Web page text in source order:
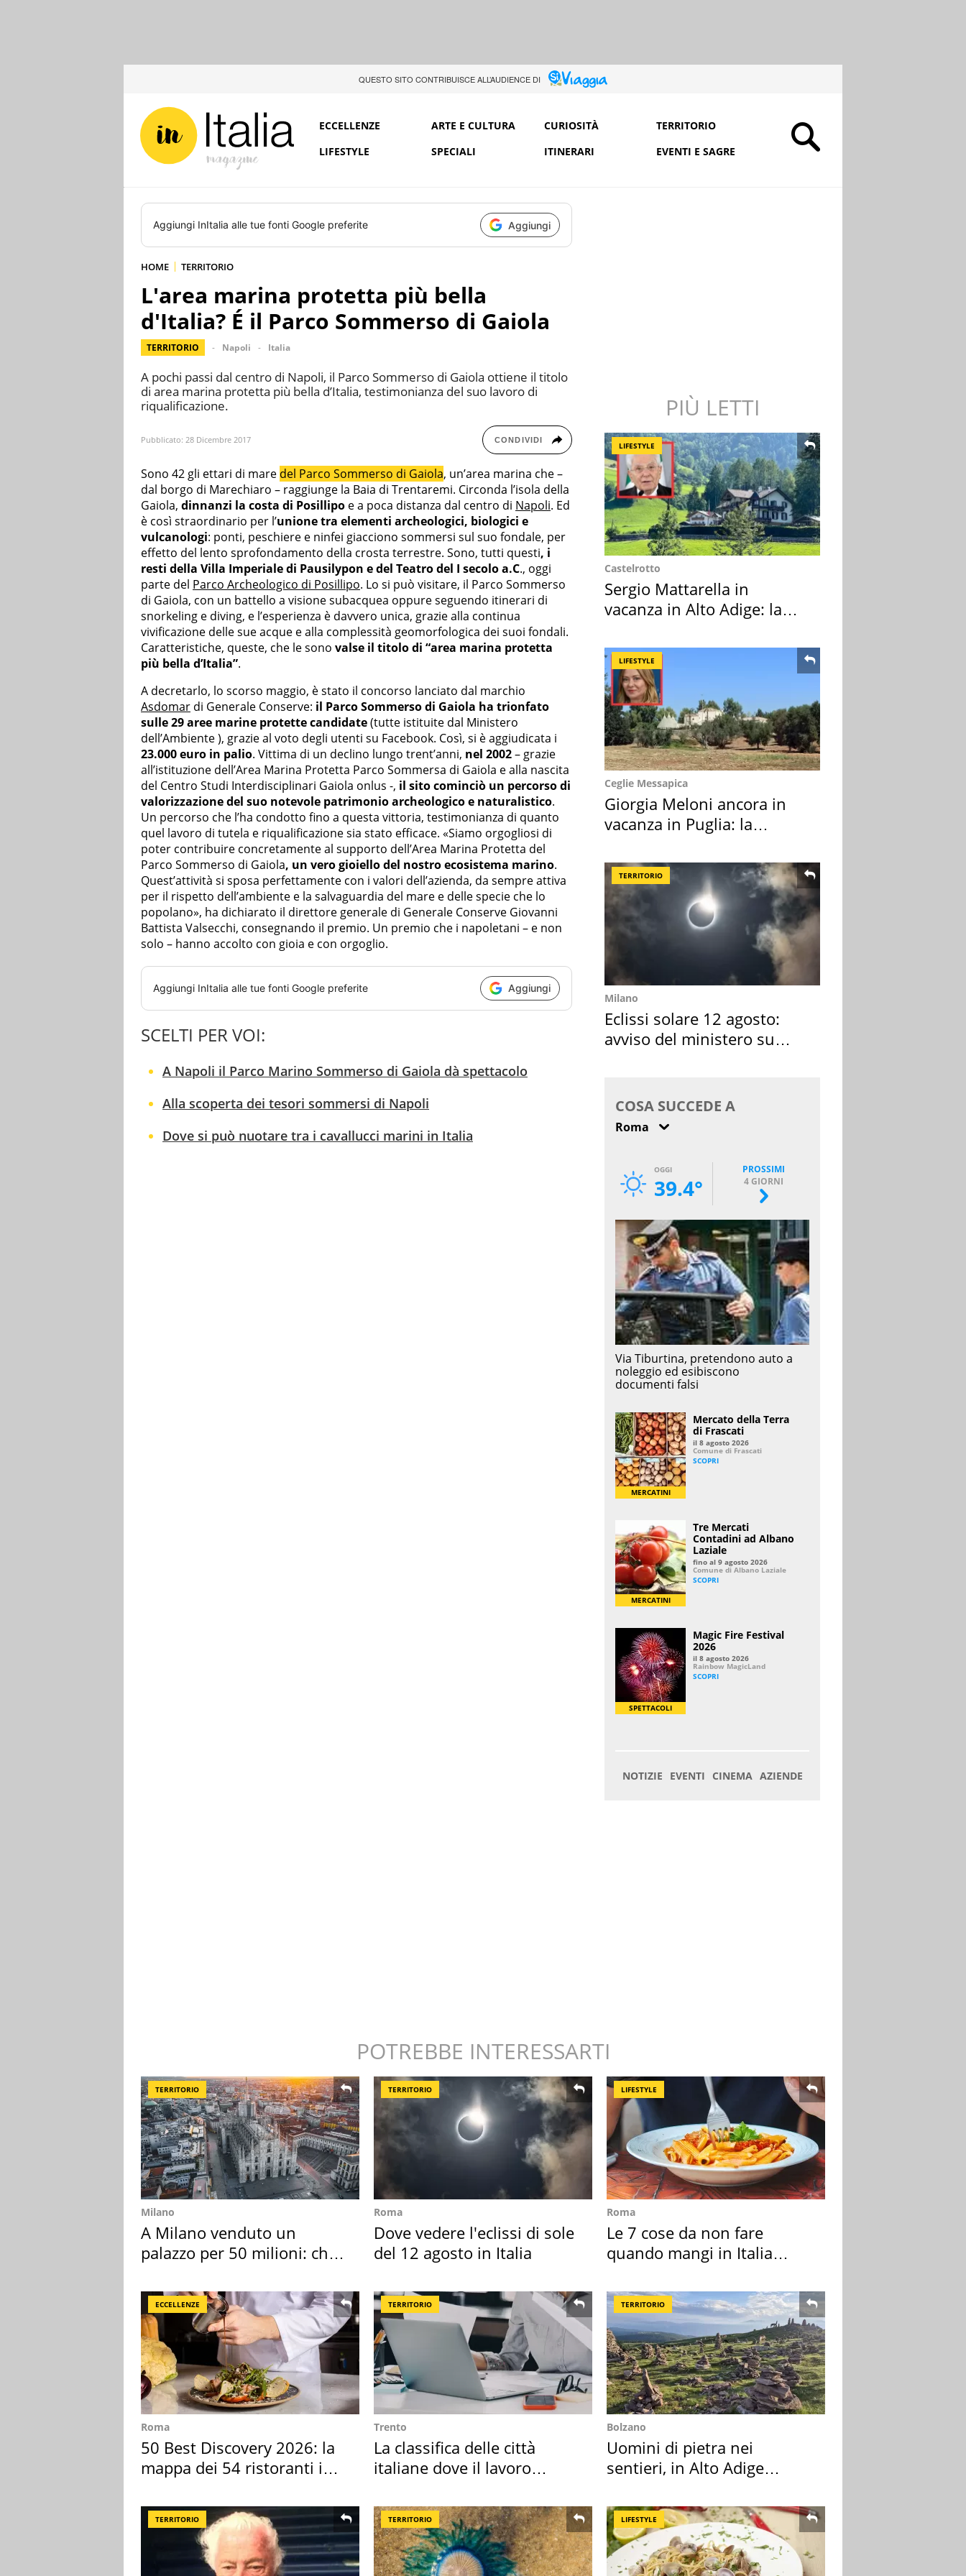
QUESTO SITO CONTRIBUISCE ALL’AUDIENCE DI
ECCELLENZE ARTE E CULTURA CURIOSITÀ
TERRITORIO
LIFESTYLE
SPECIALI ITINERARI EVENTI E SAGRE
Aggiungi InItalia alle tue fonti Google preferite Aggiungi
HOME TERRITORIO
L'area marina protetta più bella
d'Italia? É il Parco Sommerso di Gaiola
TERRITORIO Napoli Italia
A pochi passi dal centro di Napoli, il Parco Sommerso di Gaiola ottiene il titolo
di area marina protetta più bella d’Italia, testimonianza del suo lavoro di
riqualificazione.
Pubblicato: 28 Dicembre 2017 CONDIVIDI
Sono 42 gli ettari di mare del Parco Sommerso di Gaiola, un’area marina che –
dal borgo di Marechiaro – raggiunge la Baia di Trentaremi. Circonda l’isola della
Gaiola, dinnanzi la costa di Posillipo e a poca distanza dal centro di Napoli. Ed
è così straordinario per l’unione tra elementi archeologici, biologici e
vulcanologi: ponti, peschiere e ninfei giacciono sommersi sul suo fondale, per
effetto del lento sprofondamento della crosta terrestre. Sono, tutti questi, i
resti della Villa Imperiale di Pausilypon e del Teatro del I secolo a.C., oggi
parte del Parco Archeologico di Posillipo. Lo si può visitare, il Parco Sommerso
di Gaiola, con un battello a visione subacquea oppure seguendo itinerari di
snorkeling e diving, e l’esperienza è davvero unica, grazie alla continua
vivificazione delle sue acque e alla complessità geomorfologica dei suoi fondali.
Caratteristiche, queste, che le sono valse il titolo di “area marina protetta
più bella d’Italia”.
A decretarlo, lo scorso maggio, è stato il concorso lanciato dal marchio
Asdomar di Generale Conserve: il Parco Sommerso di Gaiola ha trionfato
sulle 29 aree marine protette candidate(tutte istituite dal Ministero
dell’Ambiente ), grazie al voto degli utenti su Facebook. Così, si è aggiudicata i
23.000 euro in palio. Vittima di un declino lungo trent’anni, nel 2002– grazie
all’istituzione dell’Area Marina Protetta Parco Sommersa di Gaiola e alla nascita
del Centro Studi Interdisciplinari Gaiola onlus -, il sito cominciò un percorso di
valorizzazione del suo notevole patrimonio archeologico e naturalistico.
Un percorso che l’ha condotto fino a questa vittoria, testimonianza di quanto
quel lavoro di tutela e riqualificazione sia stato efficace. «Siamo orgogliosi di
poter contribuire concretamente al supporto dell’Area Marina Protetta del
Parco Sommerso di Gaiola, un vero gioiello del nostro ecosistema marino.
Quest’attività si sposa perfettamente con i valori dell’azienda, da sempre attiva
per il rispetto dell’ambiente e la salvaguardia del mare e delle specie che lo
popolano», ha dichiarato il direttore generale di Generale Conserve Giovanni
Battista Valsecchi, consegnando il premio. Un premio che i napoletani – e non
solo – hanno accolto con gioia e con orgoglio.
Aggiungi InItalia alle tue fonti Google preferite Aggiungi
SCELTI PER VOI:
A Napoli il Parco Marino Sommerso di Gaiola dà spettacolo
Alla scoperta dei tesori sommersi di Napoli
Dove si può nuotare tra i cavallucci marini in Italia
PIÙ LETTI
LIFESTYLE
Castelrotto
Sergio Mattarella in
vacanza in Alto Adige: la
LIFESTYLE
Ceglie Messapica
Giorgia Meloni ancora in
vacanza in Puglia: la
TERRITORIO
Milano
Eclissi solare 12 agosto:
avviso del ministero su
POTREBBE INTERESSARTI
TERRITORIO
Milano
A Milano venduto un
palazzo per 50 milioni: chi
TERRITORIO
Roma
Dove vedere l'eclissi di sole
del 12 agosto in Italia
LIFESTYLE
Roma
Le 7 cose da non fare
quando mangi in Italia
ECCELLENZE
Roma
50 Best Discovery 2026: la
mappa dei 54 ristoranti in
TERRITORIO
Trento
La classifica delle città
italiane dove il lavoro
TERRITORIO
Bolzano
Uomini di pietra nei
sentieri, in Alto Adige
TERRITORIO TERRITORIO LIFESTYLE